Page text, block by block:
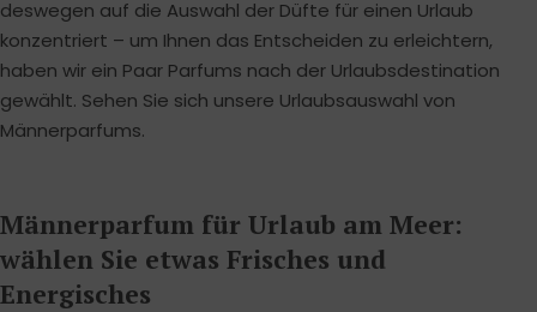
deswegen auf die Auswahl der Düfte für einen Urlaub
konzentriert – um Ihnen das Entscheiden zu erleichtern,
haben wir ein Paar Parfums nach der Urlaubsdestination
gewählt. Sehen Sie sich unsere Urlaubsauswahl von
Männerparfums.
Männerparfum für Urlaub am Meer:
wählen Sie etwas Frisches und
Energisches